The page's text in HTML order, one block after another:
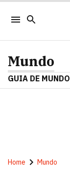
Mundo
GUIA DE MUNDO
Home Mundo